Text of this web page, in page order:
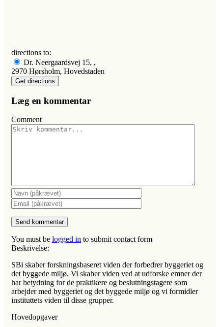
directions to:
Dr. Neergaardsvej 15, ,
2970 Hørsholm, Hovedstaden
Læg en kommentar
Comment
You must be logged in to submit contact form
Beskrivelse:
SBi skaber forskningsbaseret viden der forbedrer byggeriet og
det byggede miljø. Vi skaber viden ved at udforske emner der
har betydning for de praktikere og beslutningstagere som
arbejder med byggeriet og det byggede miljø og vi formidler
instituttets viden til disse grupper.
Hovedopgaver